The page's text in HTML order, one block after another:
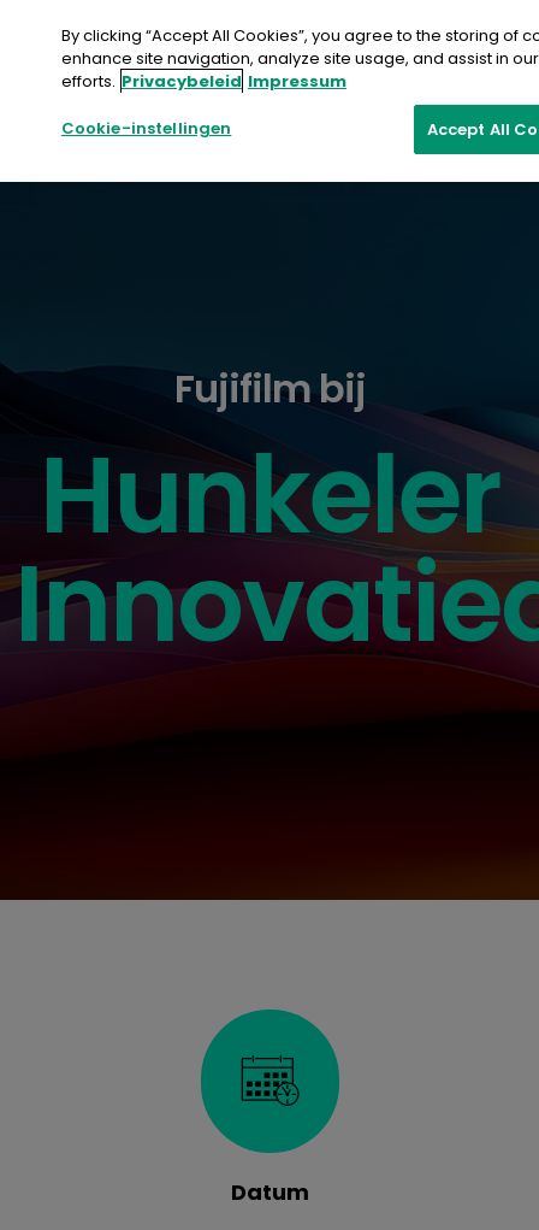
Neem contact op
Fujifilm bij
Hunkeler
Datum
By clicking “Accept All Cookies”, you agree to the storing of
enhance site navigation, analyze site usage, and assist in
efforts. Privacybeleid Impressum
Cookie-instellingen Accept All